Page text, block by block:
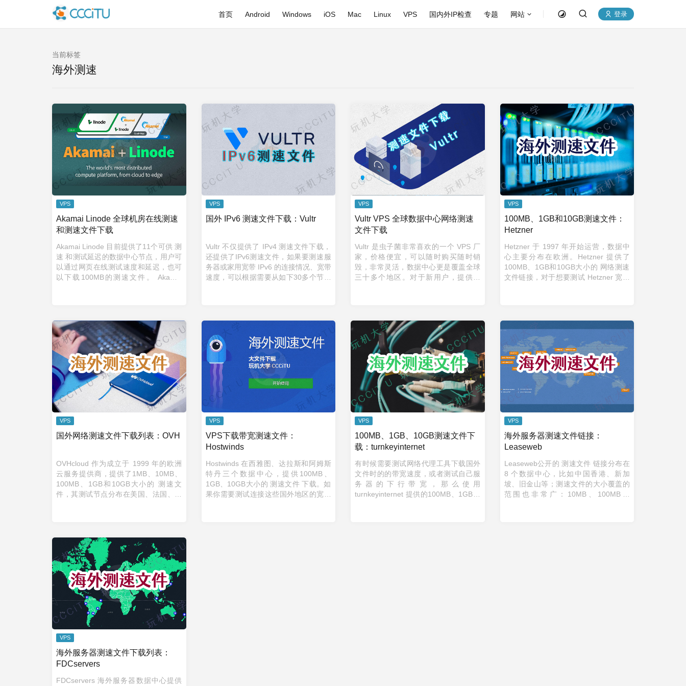
首页 Android Windows iOS Mac Linux VPS 国内外IP检查 专题 网站 登录
当前标签
海外测速
VPS
Akamai Linode 全球机房在线测速
和测速文件下载
Akamai Linode 目前提供了11个可供 测
速 和测试延迟的数据中心节点，用户可
以通过网页在线测试速度和延迟，也可
以下载100MB的测速文件。 Akamai
VPS
国外 IPv6 测速文件下载：Vultr
Vultr 不仅提供了 IPv4 测速文件下载，
还提供了IPv6测速文件，如果要测速服
务器或家用宽带 IPv6 的连接情况、宽带
速度，可以根据需要从如下30多个节点
VPS
Vultr VPS 全球数据中心网络测速
文件下载
Vultr 是虫子菌非常喜欢的一个 VPS 厂
家，价格便宜，可以随时购买随时销
毁，非常灵活，数据中心更是覆盖全球
三十多个地区。对于新用户，提供了
VPS
100MB、1GB和10GB测速文件：
Hetzner
Hetzner 于 1997 年开始运营，数据中
心主要分布在欧洲。Hetzner 提供了
100MB、1GB和10GB大小的 网络测速
文件链接，对于想要测试 Hetzner 宽带
VPS
国外网络测速文件下载列表：OVH
OVHcloud 作为成立于 1999 年的欧洲
云服务提供商，提供了1MB、10MB、
100MB、1GB和10GB大小的 测速文
件，其测试节点分布在美国、法国、英
VPS
VPS下载带宽测速文件：
Hostwinds
Hostwinds 在西雅图、达拉斯和阿姆斯
特丹三个数据中心，提供100MB、
1GB、10GB大小的 测速文件 下载。如
果你需要测试连接这些国外地区的宽带
VPS
100MB、1GB、10GB测速文件下
载：turnkeyinternet
有时候需要测试网络代理工具下载国外
文件时的的带宽速度，或者测试自己服
务器的下行带宽，那么使用
turnkeyinternet 提供的100MB、1GB、
VPS
海外服务器测速文件链接：
Leaseweb
Leaseweb公开的 测速文件 链接分布在
8 个数据中心，比如中国香港、新加
坡、旧金山等；测速文件的大小覆盖的
范围也非常广：10MB、100MB、
VPS
海外服务器测速文件下载列表：
FDCservers
FDCservers 海外服务器数据中心提供